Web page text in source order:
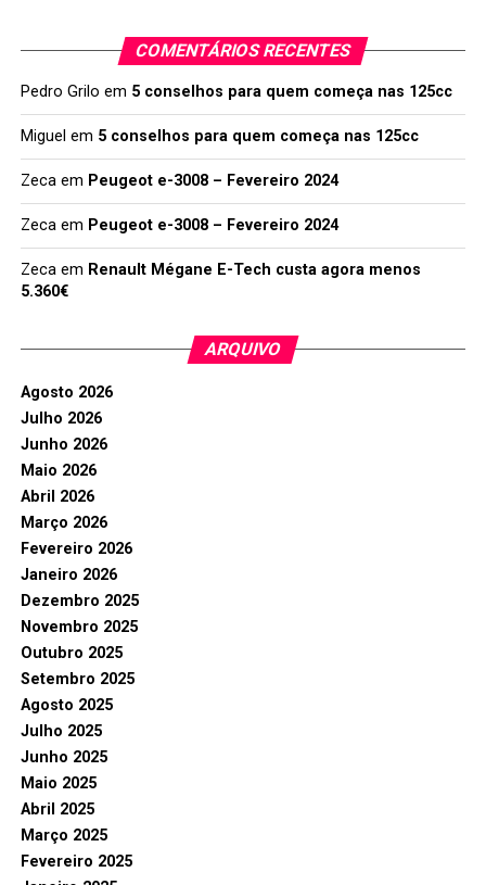
COMENTÁRIOS RECENTES
Pedro Grilo em 5 conselhos para quem começa nas 125cc
Miguel em 5 conselhos para quem começa nas 125cc
Zecaem Peugeot e-3008 – Fevereiro 2024
Zecaem Peugeot e-3008 – Fevereiro 2024
Zecaem Renault Mégane E-Tech custa agora menos
5.360€
ARQUIVO
Agosto 2026
Julho 2026
Junho 2026
Maio 2026
Abril 2026
Março 2026
Fevereiro 2026
Janeiro 2026
Dezembro 2025
Novembro 2025
Outubro 2025
Setembro 2025
Agosto 2025
Julho 2025
Junho 2025
Maio 2025
Abril 2025
Março 2025
Fevereiro 2025